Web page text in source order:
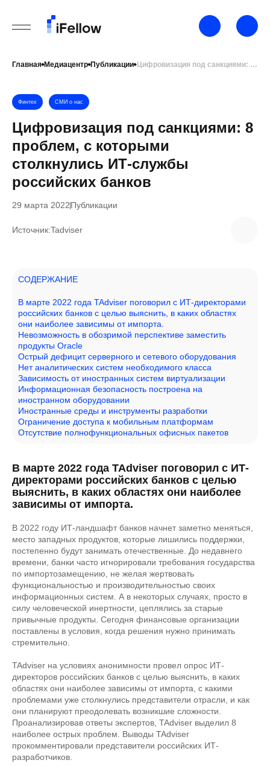
Главная Медиацентр Публикации Цифровизация под санкциями: 8 проблем, с которыми столкнулись ИТ-службы российских банков
Цифровизация под санкциями: 8
проблем, с которыми
столкнулись ИТ-службы
российских банков
Финтех СМИ о нас
29 марта 2022Публикации
Источник:Tadviser
СОДЕРЖАНИЕ
В марте 2022 года TAdviser поговорил с ИТ-директорами
российских банков с целью выяснить, в каких областях
они наиболее зависимы от импорта.
Невозможность в обозримой перспективе заместить
продукты Oracle
Острый дефицит серверного и сетевого оборудования
Нет аналитических систем необходимого класса
Зависимость от иностранных систем виртуализации
Информационная безопасность построена на
иностранном оборудовании
Иностранные среды и инструменты разработки
Ограничение доступа к мобильным платформам
Отсутствие полнофункциональных офисных пакетов
В марте 2022 года TAdviser поговорил с ИТ-
директорами российских банков с целью
выяснить, в каких областях они наиболее
зависимы от импорта.
В 2022 году ИТ-ландшафт банков начнет заметно меняться,
место западных продуктов, которые лишились поддержки,
постепенно будут занимать отечественные. До недавнего
времени, банки часто игнорировали требования государства
по импортозамещению, не желая жертвовать
функциональностью и производительностью своих
информационных систем. А в некоторых случаях, просто в
силу человеческой инертности, цеплялись за старые
привычные продукты. Сегодня финансовые организации
поставлены в условия, когда решения нужно принимать
стремительно.
TAdviser на условиях анонимности провел опрос ИТ-
директоров российских банков с целью выяснить, в каких
областях они наиболее зависимы от импорта, с какими
проблемами уже столкнулись представители отрасли, и как
они планируют преодолевать возникшие сложности.
Проанализировав ответы экспертов, TAdviser выделил 8
наиболее острых проблем. Выводы TAdviser
прокомментировали представители российских ИТ-
разработчиков.